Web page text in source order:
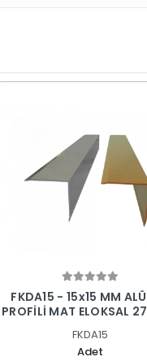
FKDA15 - 15x15 MM
PROFİLİ MAT ELOKSAL
FKDA15
Adet